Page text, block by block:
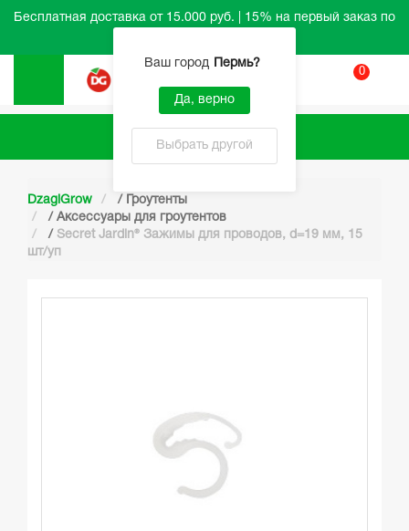
Бесплатная доставка от 15.000 руб. | 15% на первый заказ по
Ваш город Пермь?
Да, верно
Выбрать другой
0
Каталог
DzagiGrow / Гроутенты
/ Аксессуары для гроутентов
/ Secret Jardin® Зажимы для проводов, d=19 мм, 15
шт/уп